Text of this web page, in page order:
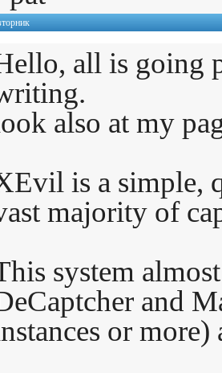
all is going
also at my
is a simple,
majority of
system
and
or